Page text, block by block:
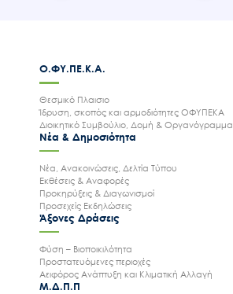
Ο.ΦΥ.ΠΕ.Κ.Α.
Θεσμικό Πλαισιο
Ίδρυση, σκοπός και αρμοδιότητες ΟΦΥΠΕΚΑ
Διοικητικό Συμβούλιο, Δομή & Οργανόγραμμα
Νέα & Δημοσιότητα
Νέα, Ανακοινώσεις, Δελτία Τύπου
Εκθέσεις & Αναφορές
Προκηρύξεις & Διαγωνισμοί
Προσεχείς Εκδηλώσεις
Άξονες Δράσεις
Φύση – Βιοποικιλότητα
Προστατευόμενες περιοχές
Αειφόρος Ανάπτυξη και Κλιματική Αλλαγή
Μ.Δ.Π.Π